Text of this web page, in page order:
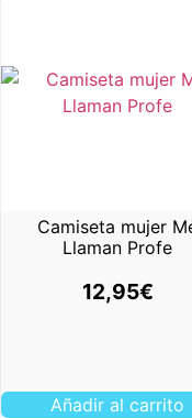
Camiseta mujer
Llaman Profe
12,95€
Añadir al carrito